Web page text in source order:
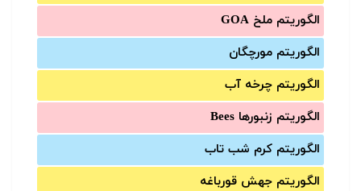
الگوریتم ملخ GOA
الگوریتم مورچگان
الگوریتم چرخه آب
الگوریتم زنبورها Bees
الگوریتم کرم شب تاب
الگوریتم جهش قورباغه